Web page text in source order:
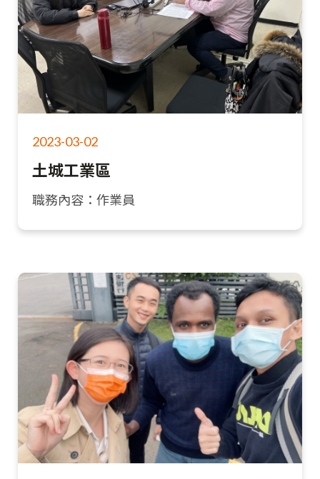
2023-03-02
土城工業區
職務內容：作業員